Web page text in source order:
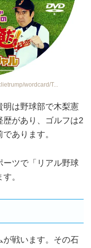
wordcard/T...
明は野球部で木梨憲
があり、ゴルフは2
あります。
ーツで「リアル野球
。
が戦います。その石